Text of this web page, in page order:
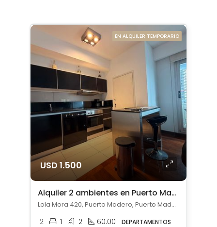
EN ALQUILER TEMPORARIO
USD 1.500
Alquiler 2 ambientes en Puerto Madero
Lola Mora 420, Puerto Madero, Puerto Madero, Capital Federal
2 1 2 60.00 DEPARTAMENTOS